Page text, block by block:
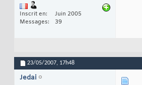
Inscrit en
Juin 2005
Messages
39
23/05/2007, 17h48
Jedai